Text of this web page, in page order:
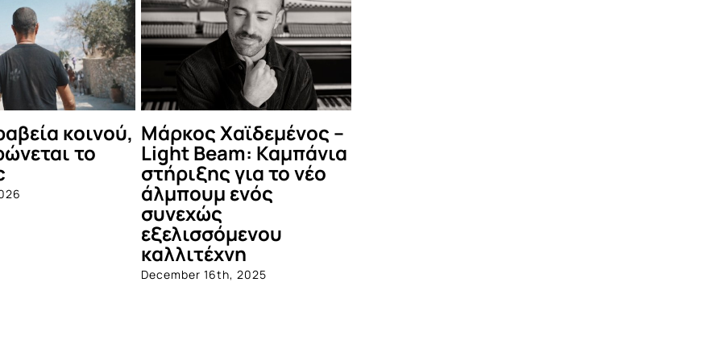
Χαϊδεμένος –
Beam: Καμπάνια
για το νέο
ενός
Δες τι έγινε στο
καλοκαιρινό Μέντα
Πάρτυ!
July 12th, 2025